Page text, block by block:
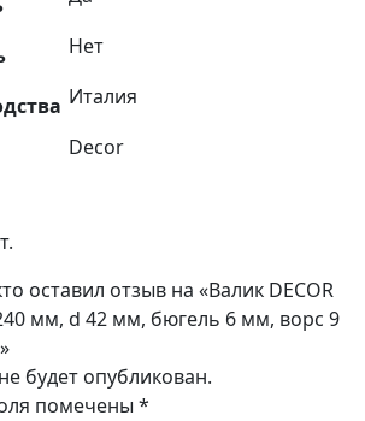
Нет
Италия
Decor
оставил отзыв на «Валик DECOR
мм, d 42 мм, бюгель 6 мм, ворс 9
будет опубликован.
помечены *